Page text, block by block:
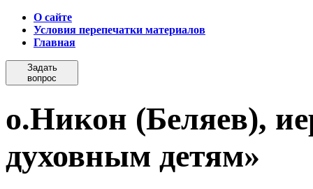
О сайте
Условия перепечатки материалов
Главная
Задать
вопрос
о.Никон (Беляев),
духовным детям»